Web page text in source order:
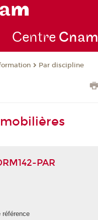
Centre Cnam
Par discipline
PAR
référence